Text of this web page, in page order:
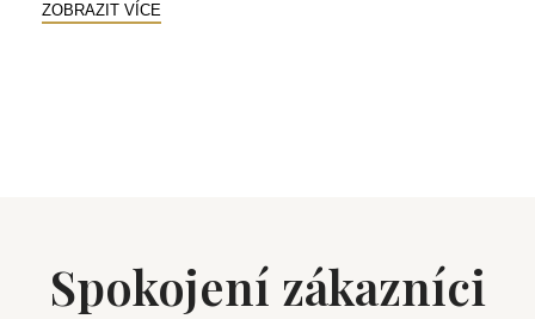
ZOBRAZIT VÍCE
Spokojení zákazníci